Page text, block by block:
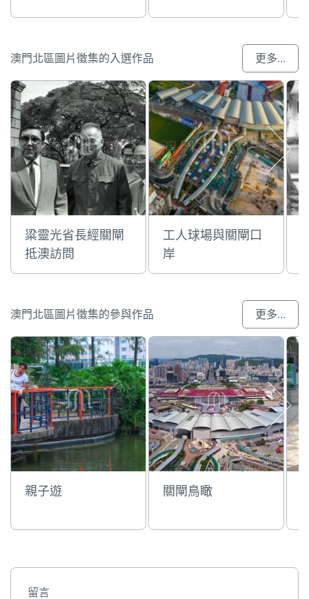
澳門北區圖片徵集的入選作品 更多...
粱靈光省長經關閘
抵澳訪問
工人球場與關閘口
岸
澳門北區圖片徵集的參與作品 更多...
親子遊 關閘鳥瞰
留言